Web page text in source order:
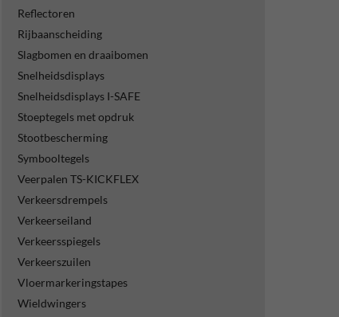
Reflectoren
Rijbaanscheiding
Slagbomen en draaibomen
Snelheidsdisplays
Snelheidsdisplays I-SAFE
Stoeptegels met opdruk
Stootbescherming
Symbooltegels
Veerpalen TS-KICKFLEX
Verkeersdrempels
Verkeerseiland
Verkeersspiegels
Verkeerszuilen
Vloermarkeringstapes
Wieldwingers